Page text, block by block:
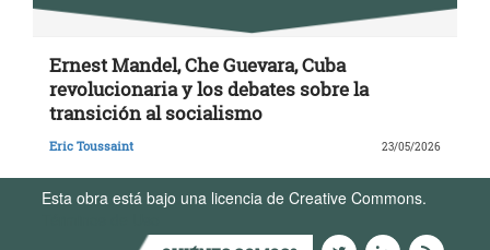
Ernest Mandel, Che Guevara, Cuba
revolucionaria y los debates sobre la
transición al socialismo
Eric Toussaint 23/05/2026
Esta obra está bajo una licencia de Creative Commons.